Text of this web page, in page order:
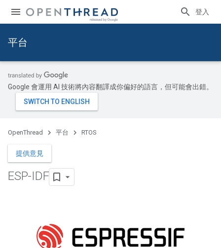
登入
平台
Google 會運用 AI 技術將內容翻譯成你偏好的語言，但可能會出錯。
OpenThread 平台 RTOS
提供意見
ESP-IDF